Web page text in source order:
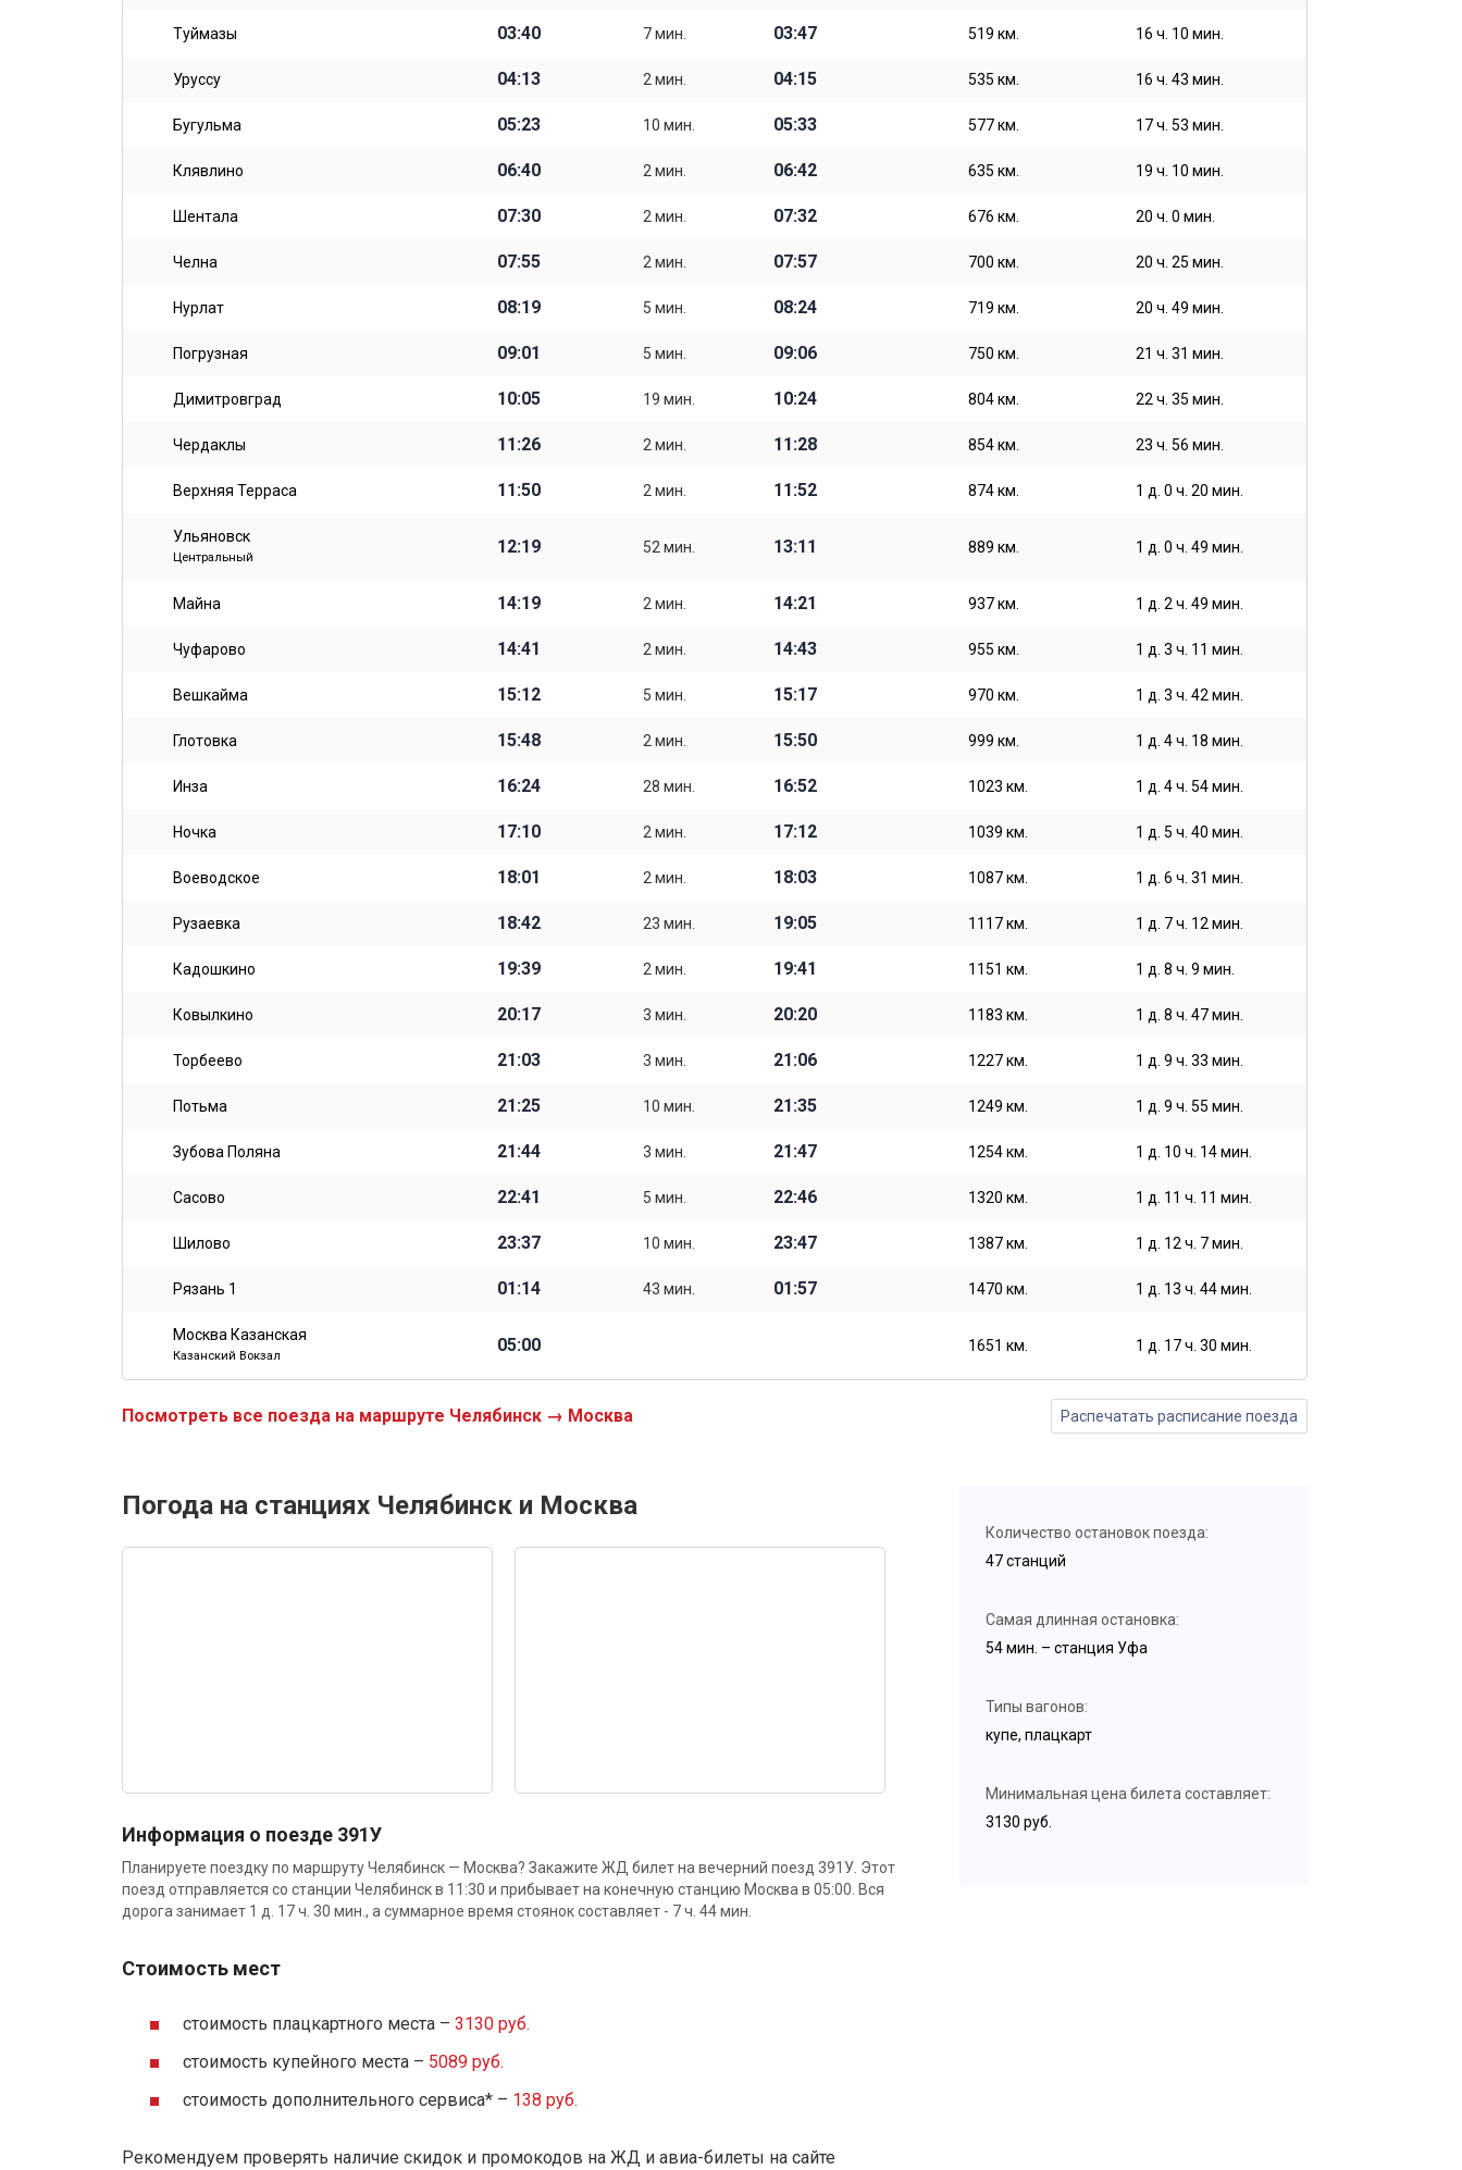
Туймазы 03:40 7 мин. 03:47 519 км. 16 ч. 10 мин.
Уруссу 04:13 2 мин. 04:15 535 км. 16 ч. 43 мин.
Бугульма 05:23 10 мин. 05:33 577 км. 17 ч. 53 мин.
Клявлино 06:40 2 мин. 06:42 635 км. 19 ч. 10 мин.
Шентала 07:30 2 мин. 07:32 676 км. 20 ч. 0 мин.
Челна 07:55 2 мин. 07:57 700 км. 20 ч. 25 мин.
Нурлат 08:19 5 мин. 08:24 719 км. 20 ч. 49 мин.
Погрузная 09:01 5 мин. 09:06 750 км. 21 ч. 31 мин.
Димитровград 10:05 19 мин. 10:24 804 км. 22 ч. 35 мин.
Чердаклы 11:26 2 мин. 11:28 854 км. 23 ч. 56 мин.
Верхняя Терраса 11:50 2 мин. 11:52 874 км. 1 д. 0 ч. 20 мин.
Ульяновск
Центральный
12:19 52 мин. 13:11 889 км. 1 д. 0 ч. 49 мин.
Майна 14:19 2 мин. 14:21 937 км. 1 д. 2 ч. 49 мин.
Чуфарово 14:41 2 мин. 14:43 955 км. 1 д. 3 ч. 11 мин.
Вешкайма 15:12 5 мин. 15:17 970 км. 1 д. 3 ч. 42 мин.
Глотовка 15:48 2 мин. 15:50 999 км. 1 д. 4 ч. 18 мин.
Инза 16:24 28 мин. 16:52 1023 км. 1 д. 4 ч. 54 мин.
Ночка 17:10 2 мин. 17:12 1039 км. 1 д. 5 ч. 40 мин.
Воеводское 18:01 2 мин. 18:03 1087 км. 1 д. 6 ч. 31 мин.
Рузаевка 18:42 23 мин. 19:05 1117 км. 1 д. 7 ч. 12 мин.
Кадошкино 19:39 2 мин. 19:41 1151 км. 1 д. 8 ч. 9 мин.
Ковылкино 20:17 3 мин. 20:20 1183 км. 1 д. 8 ч. 47 мин.
Торбеево 21:03 3 мин. 21:06 1227 км. 1 д. 9 ч. 33 мин.
Потьма 21:25 10 мин. 21:35 1249 км. 1 д. 9 ч. 55 мин.
Зубова Поляна 21:44 3 мин. 21:47 1254 км. 1 д. 10 ч. 14 мин.
Сасово 22:41 5 мин. 22:46 1320 км. 1 д. 11 ч. 11 мин.
Шилово 23:37 10 мин. 23:47 1387 км. 1 д. 12 ч. 7 мин.
Рязань 1 01:14 43 мин. 01:57 1470 км. 1 д. 13 ч. 44 мин.
Москва Казанская
Казанский Вокзал
05:00 1651 км. 1 д. 17 ч. 30 мин.
Посмотреть все поезда на маршруте Челябинск → Москва Распечатать расписание поезда
Погода на станциях Челябинск и Москва
Информация о поезде 391У
Планируете поездку по маршруту Челябинск — Москва? Закажите ЖД билет на вечерний поезд 391У. Этот
поезд отправляется со станции Челябинск в 11:30 и прибывает на конечную станцию Москва в 05:00. Вся
дорога занимает 1 д. 17 ч. 30 мин., а суммарное время стоянок составляет - 7 ч. 44 мин.
Стоимость мест
стоимость плацкартного места – 3130 руб.
стоимость купейного места – 5089 руб.
стоимость дополнительного сервиса* – 138 руб.
Рекомендуем проверять наличие скидок и промокодов на ЖД и авиа-билеты на сайте
Количество остановок поезда:
47 станций
Самая длинная остановка:
54 мин. – станция Уфа
Типы вагонов:
купе, плацкарт
Минимальная цена билета составляет:
3130 руб.